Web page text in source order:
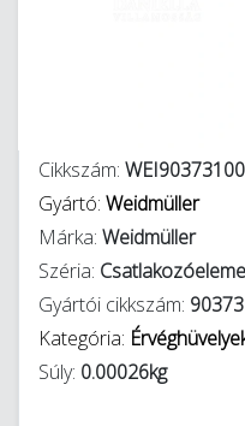
Cikkszám:
Gyártó: Weidmüller
Márka: Weidmüller
Széria:
Gyártói cikkszám:
Kategória:
Súly: 0.00026kg